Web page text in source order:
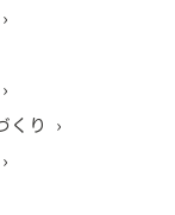
くり